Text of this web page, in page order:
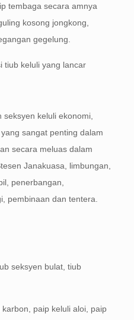
tembaga secara amnya
kosong jongkong,
gegelung.
tiub keluli yang lancar
keluli ekonomi,
sangat penting dalam
secara meluas dalam
Janakuasa, limbungan,
penerbangan,
pembinaan dan tentera.
seksyen bulat, tiub
paip keluli aloi, paip